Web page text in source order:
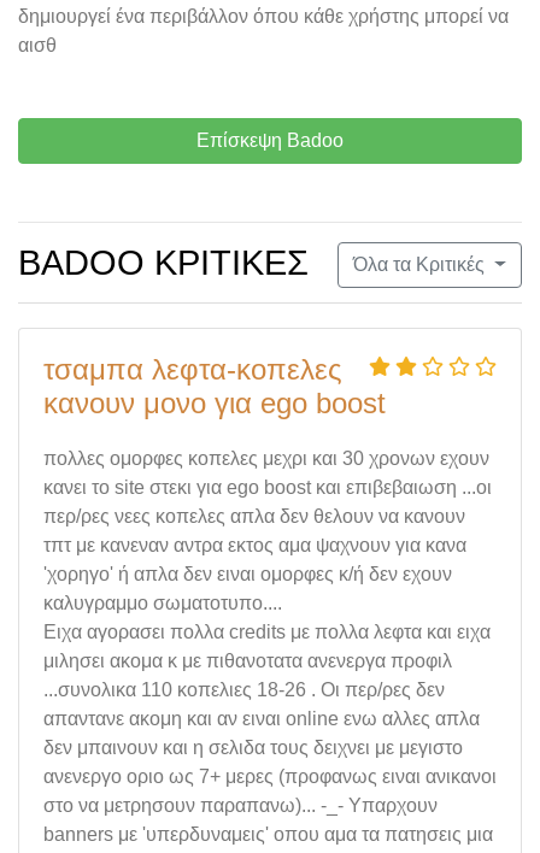
δημιουργεί ένα περιβάλλον όπου κάθε χρήστης μπορεί να
αισθ
Επίσκεψη Badoo
Όλα τα Κριτικές
BADOO ΚΡΙΤΙΚΈΣ
τσαμπα λεφτα-κοπελες
κανουν μονο για ego boost
πολλες ομορφες κοπελες μεχρι και 30 χρονων εχουν
κανει το site στεκι για ego boost και επιβεβαιωση ...οι
περ/ρες νεες κοπελες απλα δεν θελουν να κανουν
τπτ με κανεναν αντρα εκτος αμα ψαχνουν για κανα
'χορηγο' ή απλα δεν ειναι ομορφες κ/ή δεν εχουν
καλυγραμμο σωματοτυπο....
Ειχα αγορασει πολλα credits με πολλα λεφτα και ειχα
μιλησει ακομα κ με πιθανοτατα ανενεργα προφιλ
...συνολικα 110 κοπελιες 18-26 . Οι περ/ρες δεν
απαντανε ακομη και αν ειναι online ενω αλλες απλα
δεν μπαινουν και η σελιδα τους δειχνει με μεγιστο
ανενεργο οριο ως 7+ μερες (προφανως ειναι ανικανοι
στο να μετρησουν παραπανω)... -_- Υπαρχουν
banners με 'υπερδυναμεις' οπου αμα τα πατησεις μια